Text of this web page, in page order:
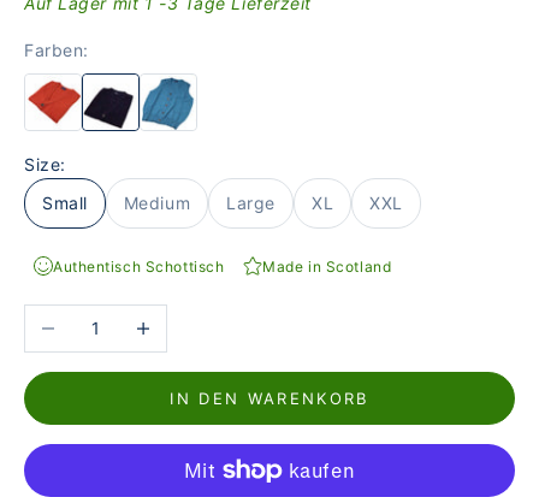
Farben:
Size:
Small
Medium Large XL XXL
Authentisch Schottisch Made in Scotland
Anzahl verringernAnzahl erhöhen
IN DEN WARENKORB